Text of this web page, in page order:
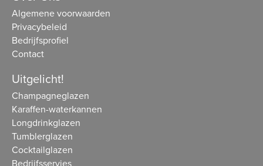
Algemene voorwaarden
Privacybeleid
Bedrijfsprofiel
Contact
Uitgelicht!
Champagneglazen
Karaffen-waterkannen
Longdrinkglazen
Tumblerglazen
Cocktailglazen
Bedrijfsservies